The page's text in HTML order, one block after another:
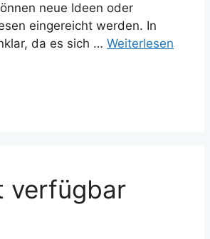
neue Ideen oder
eingereicht werden. In
da es sich … Weiterlesen
verfügbar